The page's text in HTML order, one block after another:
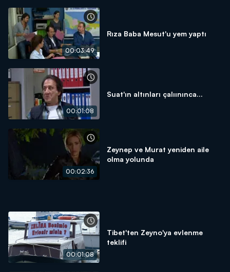
00:03:49
Rıza Baba Mesut'u yem yaptı
00:01:08
Suat'ın altınları çalıınınca...
00:02:36
Zeynep ve Murat yeniden aile
olma yolunda
00:01:08
Tibet'ten Zeyno'ya evlenme
teklifi